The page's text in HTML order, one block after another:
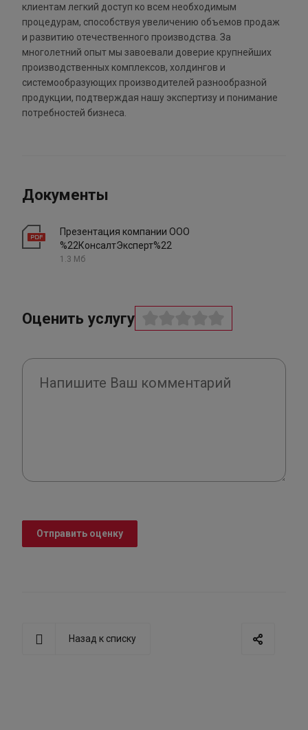
клиентам легкий доступ ко всем необходимым
процедурам, способствуя увеличению объемов продаж
и развитию отечественного производства. За
многолетний опыт мы завоевали доверие крупнейших
производственных комплексов, холдингов и
системообразующих производителей разнообразной
продукции, подтверждая нашу экспертизу и понимание
потребностей бизнеса.
Документы
Презентация компании ООО
%22КонсалтЭксперт%22
1.3 Мб
Оценить услугу
Отправить оценку
Назад к списку